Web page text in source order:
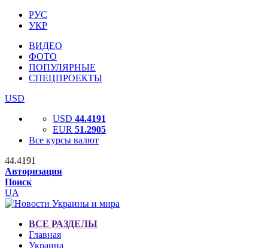
РУС
УКР
ВИДЕО
ФОТО
ПОПУЛЯРНЫЕ
СПЕЦПРОЕКТЫ
USD
USD 44.4191
EUR 51.2905
Все курсы валют
44.4191
Авторизация
Поиск
UA
ВСЕ РАЗДЕЛЫ
Главная
Украина